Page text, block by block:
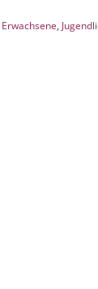
Erwachsene,